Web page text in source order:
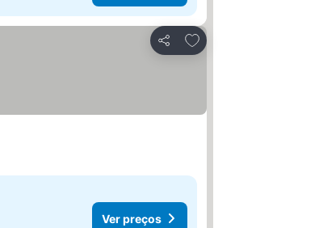
Partilhar
Adicionar aos favoritos
Ver preços